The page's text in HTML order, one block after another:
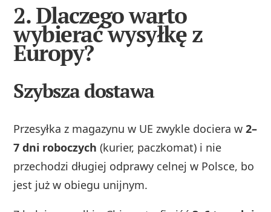
2. Dlaczego warto
wybierać wysyłkę z
Europy?
Szybsza dostawa
Przesyłka z magazynu w UE zwykle dociera w2–
7 dni roboczych (kurier, paczkomat) i nie
przechodzi długiej odprawy celnej w Polsce, bo
jest już w obiegu unijnym.